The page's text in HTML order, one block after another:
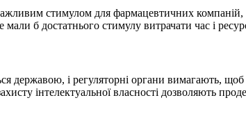
стимулом для фармацевтичних
мали б достатнього стимулу витрачати час і
державою, і регуляторні органи вимагають,
інтелектуальної власності дозволяють